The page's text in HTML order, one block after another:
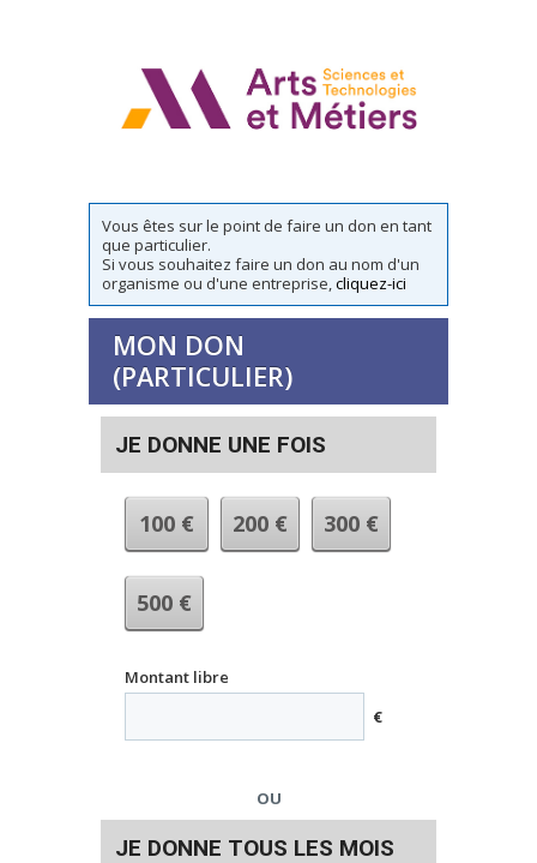
Vous êtes sur le point de faire un don en tant
que particulier.
Si vous souhaitez faire un don au nom d'un
organisme ou d'une entreprise,cliquez-ici
MON DON
(PARTICULIER)
JE DONNE UNE FOIS
100 € 200 € 300 €
500 €
Montant libre
€
OU
JE DONNE TOUS LES MOIS